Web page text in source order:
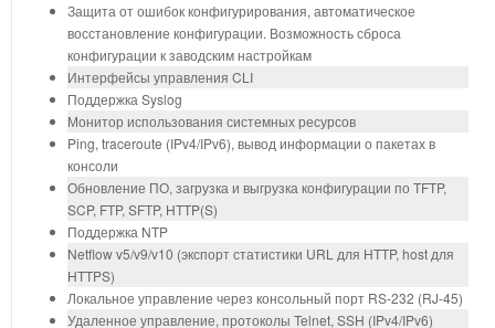
Защита от ошибок конфигурирования, автоматическое
восстановление конфигурации. Возможность сброса
конфигурации к заводским настройкам
Интерфейсы управления CLI
Поддержка Syslog
Монитор использования системных ресурсов
Ping, traceroute (IPv4/IPv6), вывод информации о пакетах в
консоли
Обновление ПО, загрузка и выгрузка конфигурации по TFTP,
SCP, FTP, SFTP, HTTP(S)
Поддержка NTP
Netflow v5/v9/v10 (экспорт статистики URL для HTTP, host для
HTTPS)
Локальное управление через консольный порт RS-232 (RJ-45)
Удаленное управление, протоколы Telnet, SSH (IPv4/IPv6)